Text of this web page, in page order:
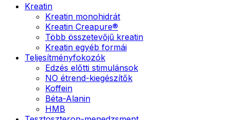
Kreatin
Kreatin monohidrát
Kreatin Creapure®
Több összetevőjű kreatin
Kreatin egyéb formái
Teljesítményfokozók
Edzés előtti stimulánsok
NO étrend-kiegészítők
Koffein
Béta-Alanin
HMB